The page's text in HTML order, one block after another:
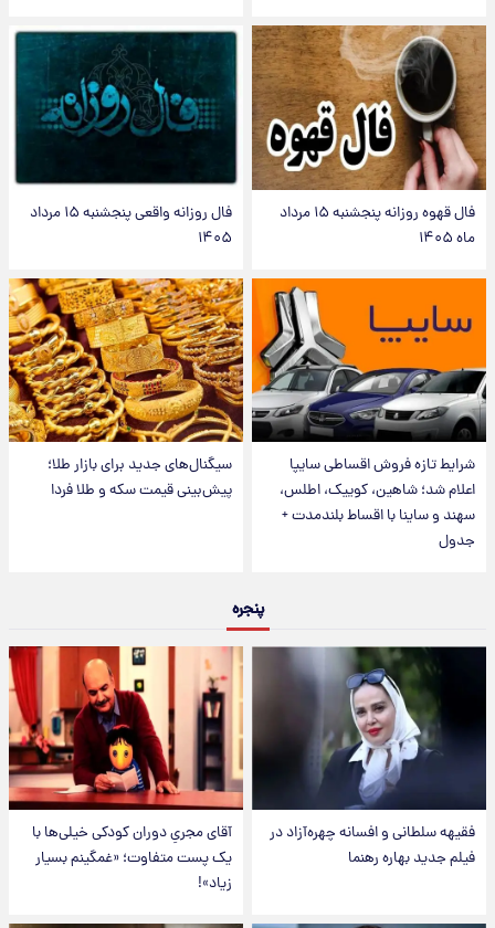
فال قهوه روزانه پنجشنبه ۱۵ مرداد
ماه ۱۴۰۵
فال روزانه واقعی پنجشنبه ۱۵ مرداد
۱۴۰۵
شرایط تازه فروش اقساطی سایپا
اعلام شد؛ شاهین، کوییک، اطلس،
سهند و ساینا با اقساط بلندمدت +
جدول
سیگنال‌های جدید برای بازار طلا؛
پیش‌بینی قیمت سکه و طلا فردا
پنجره
فقیهه سلطانی و افسانه چهره‌آزاد در
فیلم جدید بهاره رهنما
آقای مجریِ دوران کودکی خیلی‌ها با
یک پست متفاوت؛ «غمگینم بسیار
زیاد»!